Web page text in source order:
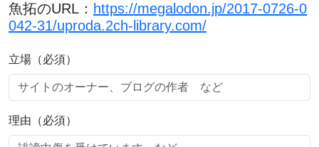
魚拓のURL： https://megalodon.jp/2017-0726-0
042-31/uproda.2ch-library.com/
立場（必須）
理由（必須）